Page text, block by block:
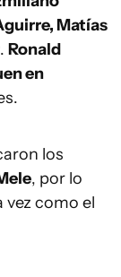
Matías
. Ronald
en
los
, por lo
vez como el